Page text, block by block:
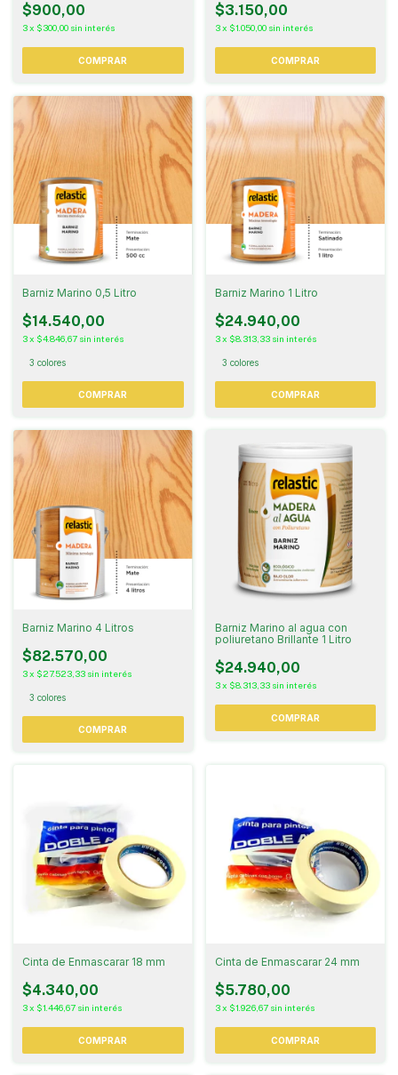
$900,00
3x $300,00 sin interés
$3.150,00
3 x $1.050,00 sin interés
Barniz Marino 0,5 Litro
$14.540,00
3x $4.846,67 sin interés
3 colores
COMPRAR
Barniz Marino 1 Litro
$24.940,00
3 x $8.313,33 sin interés
3 colores
COMPRAR
Barniz Marino 4 Litros
$82.570,00
3x $27.523,33 sin interés
3 colores
COMPRAR
Barniz Marino al agua con
poliuretano Brillante 1 Litro
$24.940,00
3 x $8.313,33 sin interés
Cinta de Enmascarar 18 mm
$4.340,00
3x $1.446,67 sin interés
Cinta de Enmascarar 24 mm
$5.780,00
3 x $1.926,67 sin interés